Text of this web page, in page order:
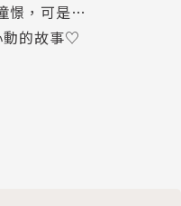
憬，可是…
動的故事♡